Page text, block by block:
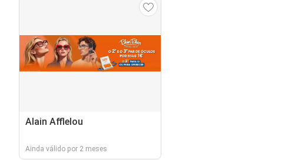
Alain Afflelou
Ainda válido por 2 meses